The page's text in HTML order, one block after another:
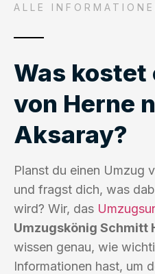
ALLE
Was kostet
von Herne
Aksaray?
Planst du einen Umzug
und fragst dich, was
wird? Wir, das
Umzugskönig Schmitt
wissen genau, wie
Informationen hast, um